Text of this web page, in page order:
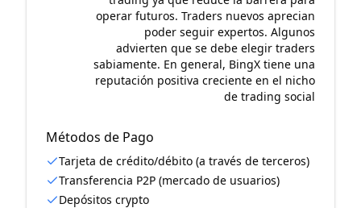
operar futuros. Traders nuevos aprecian
poder seguir expertos. Algunos
advierten que se debe elegir traders
sabiamente. En general, BingX tiene una
reputación positiva creciente en el nicho
de trading social
Métodos de Pago
Tarjeta de crédito/débito (a través de terceros)
Transferencia P2P (mercado de usuarios)
Depósitos crypto